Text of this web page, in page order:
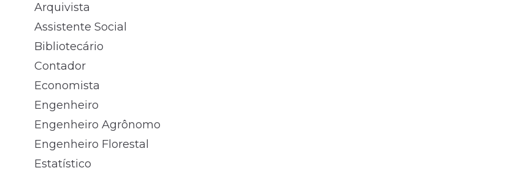
Arquivista
Assistente Social
Bibliotecário
Contador
Economista
Engenheiro
Engenheiro Agrônomo
Engenheiro Florestal
Estatístico